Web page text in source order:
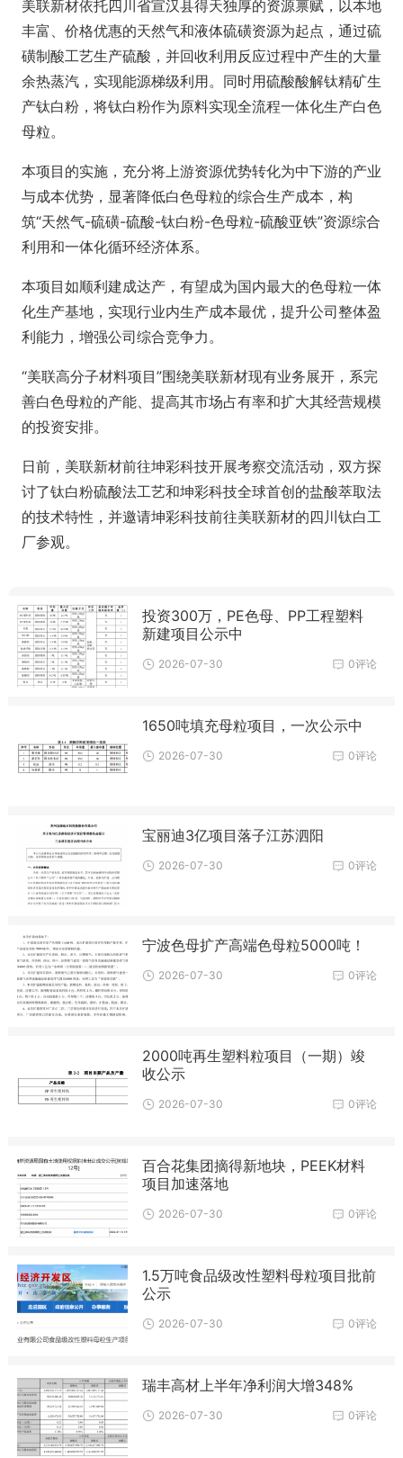
美联新材依托四川省宣汉县得天独厚的资源禀赋，以本地
丰富、价格优惠的天然气和液体硫磺资源为起点，通过硫
磺制酸工艺生产硫酸，并回收利用反应过程中产生的大量
余热蒸汽，实现能源梯级利用。同时用硫酸酸解钛精矿生
产钛白粉，将钛白粉作为原料实现全流程一体化生产白色
母粒。
本项目的实施，充分将上游资源优势转化为中下游的产业
与成本优势，显著降低白色母粒的综合生产成本，构
筑“天然气-硫磺-硫酸-钛白粉-色母粒-硫酸亚铁”资源综合
利用和一体化循环经济体系。
本项目如顺利建成达产，有望成为国内最大的色母粒一体
化生产基地，实现行业内生产成本最优，提升公司整体盈
利能力，增强公司综合竞争力。
“美联高分子材料项目”围绕美联新材现有业务展开，系完
善白色母粒的产能、提高其市场占有率和扩大其经营规模
的投资安排。
日前，美联新材前往坤彩科技开展考察交流活动，双方探
讨了钛白粉硫酸法工艺和坤彩科技全球首创的盐酸萃取法
的技术特性，并邀请坤彩科技前往美联新材的四川钛白工
厂参观。
投资300万，PE色母、PP工程塑料
新建项目公示中
0评论
2026-07-30
1650吨填充母粒项目，一次公示中
0评论
2026-07-30
宝丽迪3亿项目落子江苏泗阳
0评论
2026-07-30
宁波色母扩产高端色母粒5000吨！
0评论
2026-07-30
2000吨再生塑料粒项目（一期）竣
收公示
0评论
2026-07-30
百合花集团摘得新地块，PEEK材料
项目加速落地
0评论
2026-07-30
1.5万吨食品级改性塑料母粒项目批前
公示
0评论
2026-07-30
瑞丰高材上半年净利润大增348%
0评论
2026-07-30